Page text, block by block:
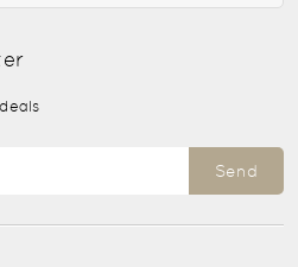
Send